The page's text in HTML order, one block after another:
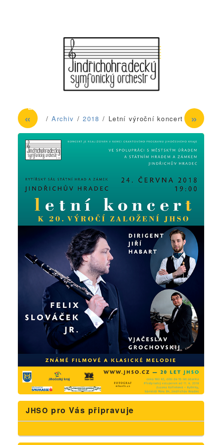
Skip to primary content
Skip to secondary content
Jindřichohradecký symfonický
orchestr z. s.
« Archiv 2018 Letní výroční koncert »
JHSO pro Vás připravuje